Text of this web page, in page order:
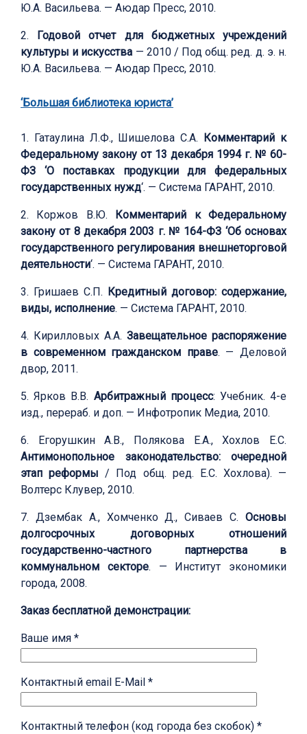
Ю.А. Васильева. — Аюдар Пресс, 2010.
2. Годовой отчет для бюджетных учреждений
культуры и искусства — 2010 / Под общ. ред. д. э. н.
Ю.А. Васильева. — Аюдар Пресс, 2010.
‘Большая библиотека юриста’
1. Гатаулина Л.Ф., Шишелова С.А. Комментарий к
Федеральному закону от 13 декабря 1994 г. № 60-
ФЗ ‘О поставках продукции для федеральных
государственных нужд‘. — Система ГАРАНТ, 2010.
2. Коржов В.Ю. Комментарий к Федеральному
закону от 8 декабря 2003 г. № 164-ФЗ ‘Об основах
государственного регулирования внешнеторговой
деятельности‘. — Система ГАРАНТ, 2010.
3. Гришаев С.П. Кредитный договор: содержание,
виды, исполнение. — Система ГАРАНТ, 2010.
4. Кирилловых А.А. Завещательное распоряжение
в современном гражданском праве. — Деловой
двор, 2011.
5. Ярков В.В. Арбитражный процесс: Учебник. 4-е
изд., перераб. и доп. — Инфотропик Медиа, 2010.
6. Егорушкин А.В., Полякова Е.А., Хохлов Е.С.
Антимонопольное законодательство: очередной
этап реформы / Под общ. ред. Е.С. Хохлова). —
Волтерс Клувер, 2010.
7. Дзембак А., Хомченко Д., Сиваев С. Основы
долгосрочных договорных отношений
государственно-частного партнерства в
коммунальном секторе. — Институт экономики
города, 2008.
Заказ бесплатной демонстрации:
Ваше имя *
Контактный email E-Mail *
Контактный телефон (код города без скобок) *